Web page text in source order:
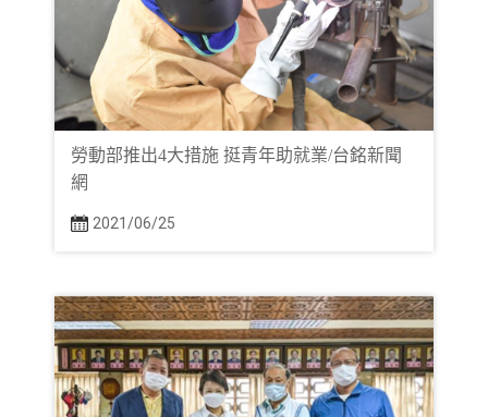
勞動部推出4大措施 挺青年助就業/台銘新聞
網
2021/06/25